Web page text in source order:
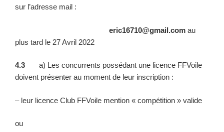
sur l’adresse mail :
eric16710@gmail.com au
plus tard le 27 Avril 2022
4.3 a) Les concurrents possédant une licence FFVoile
doivent présenter au moment de leur inscription :
– leur licence Club FFVoile mention « compétition » valide
ou